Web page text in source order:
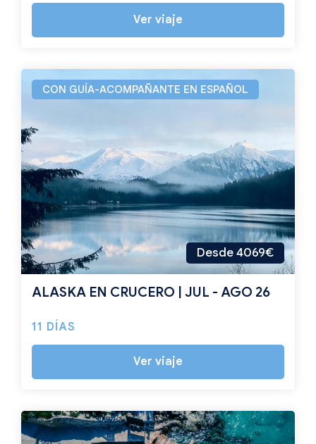
Ver viaje
Desde 4069€
CON GUÍA-ACOMPAÑANTE EN ESPAÑOL
ALASKA EN CRUCERO | JUL - AGO 26
11 DÍAS
Ver viaje